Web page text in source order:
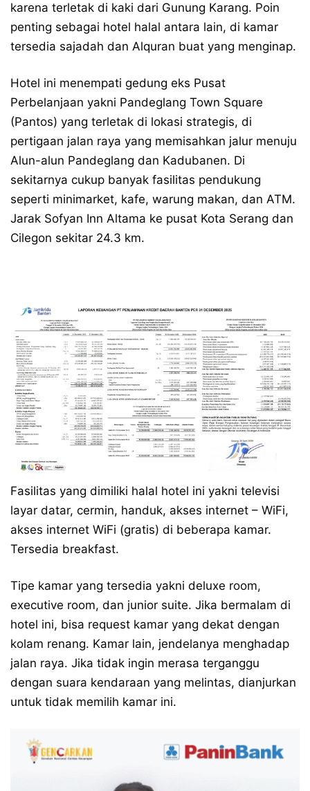
karena terletak di kaki dari Gunung Karang. Poin
penting sebagai hotel halal antara lain, di kamar
tersedia sajadah dan Alquran buat yang menginap.
Hotel ini menempati gedung eks Pusat
Perbelanjaan yakni Pandeglang Town Square
(Pantos) yang terletak di lokasi strategis, di
pertigaan jalan raya yang memisahkan jalur menuju
Alun-alun Pandeglang dan Kadubanen. Di
sekitarnya cukup banyak fasilitas pendukung
seperti minimarket, kafe, warung makan, dan ATM.
Jarak Sofyan Inn Altama ke pusat Kota Serang dan
Cilegon sekitar 24.3 km.
Fasilitas yang dimiliki halal hotel ini yakni televisi
layar datar, cermin, handuk, akses internet – WiFi,
akses internet WiFi (gratis) di beberapa kamar.
Tersedia breakfast.
Tipe kamar yang tersedia yakni deluxe room,
executive room, dan junior suite. Jika bermalam di
hotel ini, bisa request kamar yang dekat dengan
kolam renang. Kamar lain, jendelanya menghadap
jalan raya. Jika tidak ingin merasa terganggu
dengan suara kendaraan yang melintas, dianjurkan
untuk tidak memilih kamar ini.